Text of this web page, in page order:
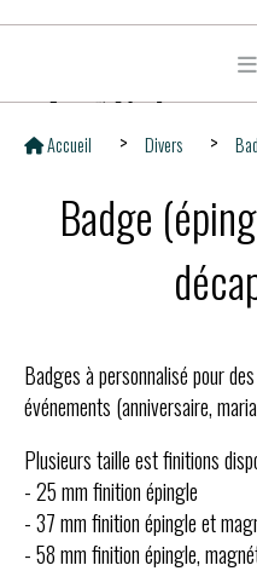
Accueil Divers
Badge
Badges à personnalisé pour
événements (anniversaire,
Plusieurs taille est finitions
- 25 mm finition épingle
- 37 mm finition épingle et
- 58 mm finition épingle,